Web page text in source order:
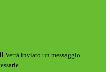
Verrà inviato un messaggio